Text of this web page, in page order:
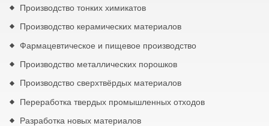
Производство тонких химикатов
Производство керамических материалов
Фармацевтическое и пищевое производство
Производство металлических порошков
Производство сверхтвёрдых материалов
Переработка твердых промышленных отходов
Разработка новых материалов